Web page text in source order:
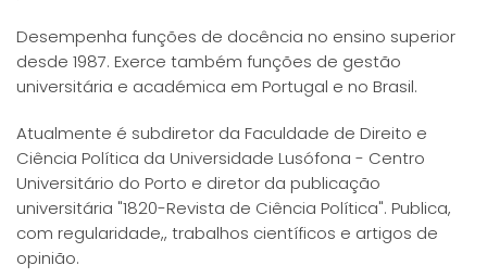
Desempenha funções de docência no ensino superior
desde 1987. Exerce também funções de gestão
universitária e académica em Portugal e no Brasil.
Atualmente é subdiretor da Faculdade de Direito e
Ciência Política da Universidade Lusófona - Centro
Universitário do Porto e diretor da publicação
universitária "1820-Revista de Ciência Política". Publica,
com regularidade,, trabalhos científicos e artigos de
opinião.